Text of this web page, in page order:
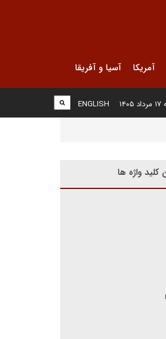
آمریکا آسیا و آفریقا
ENGLISH
کلید واژه ها